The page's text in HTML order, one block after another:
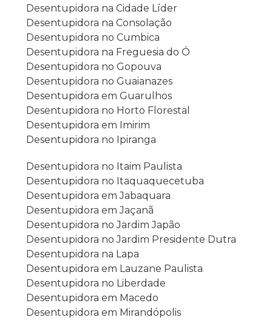
Desentupidora na Cidade Líder
Desentupidora na Consolação
Desentupidora no Cumbica
Desentupidora na Freguesia do Ó
Desentupidora no Gopouva
Desentupidora no Guaianazes
Desentupidora em Guarulhos
Desentupidora no Horto Florestal
Desentupidora em Imirim
Desentupidora no Ipiranga
Desentupidora no Itaim Paulista
Desentupidora no Itaquaquecetuba
Desentupidora em Jabaquara
Desentupidora em Jaçanã
Desentupidora no Jardim Japão
Desentupidora no Jardim Presidente Dutra
Desentupidora na Lapa
Desentupidora em Lauzane Paulista
Desentupidora no Liberdade
Desentupidora em Macedo
Desentupidora em Mirandópolis